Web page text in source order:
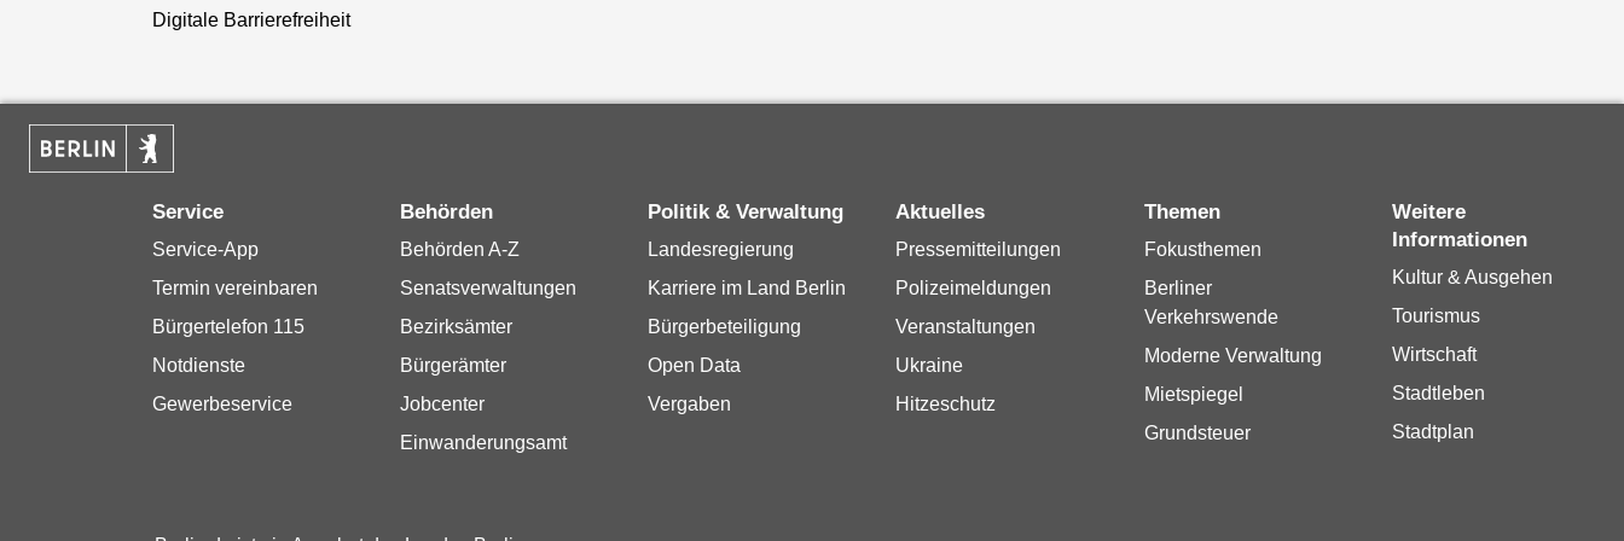
Digitale Barrierefreiheit
Service
Service-App
Termin vereinbaren
Bürgertelefon 115
Notdienste
Gewerbeservice
Behörden
Behörden A-Z
Senatsverwaltungen
Bezirksämter
Bürgerämter
Jobcenter
Einwanderungsamt
Politik & Verwaltung
Landesregierung
Karriere im Land Berlin
Bürgerbeteiligung
Open Data
Vergaben
Aktuelles
Pressemitteilungen
Polizeimeldungen
Veranstaltungen
Ukraine
Hitzeschutz
Themen
Fokusthemen
Berliner
Verkehrswende
Moderne Verwaltung
Mietspiegel
Grundsteuer
Weitere
Informationen
Kultur & Ausgehen
Tourismus
Wirtschaft
Stadtleben
Stadtplan